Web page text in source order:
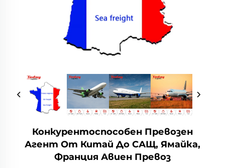
Конкурентоспособен Превозен
Агент От Китай До САЩ, Ямайка,
Франция Авиен Превоз